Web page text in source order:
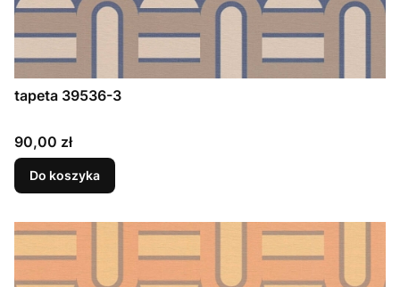
tapeta 39536-3
Cena
90,00 zł
Do koszyka